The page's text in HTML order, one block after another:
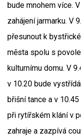
bude mnohem více.
zahájení jarmarku. V
přesunout k
města spolu s
kulturnímu domu. V
v 10.20 bude
břišní tance a v
při rytířském klání v
zahraje a zazpívá